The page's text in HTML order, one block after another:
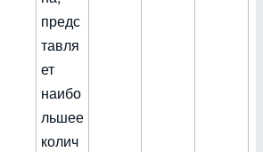
предс
тавля
ет
наибо
льшее
колич